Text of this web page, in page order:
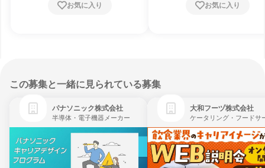
お気に入り お気に入り
この募集と一緒に見られている募集
パナソニック株式会社
半導体・電子機器メーカー
大和フーヅ株式会社